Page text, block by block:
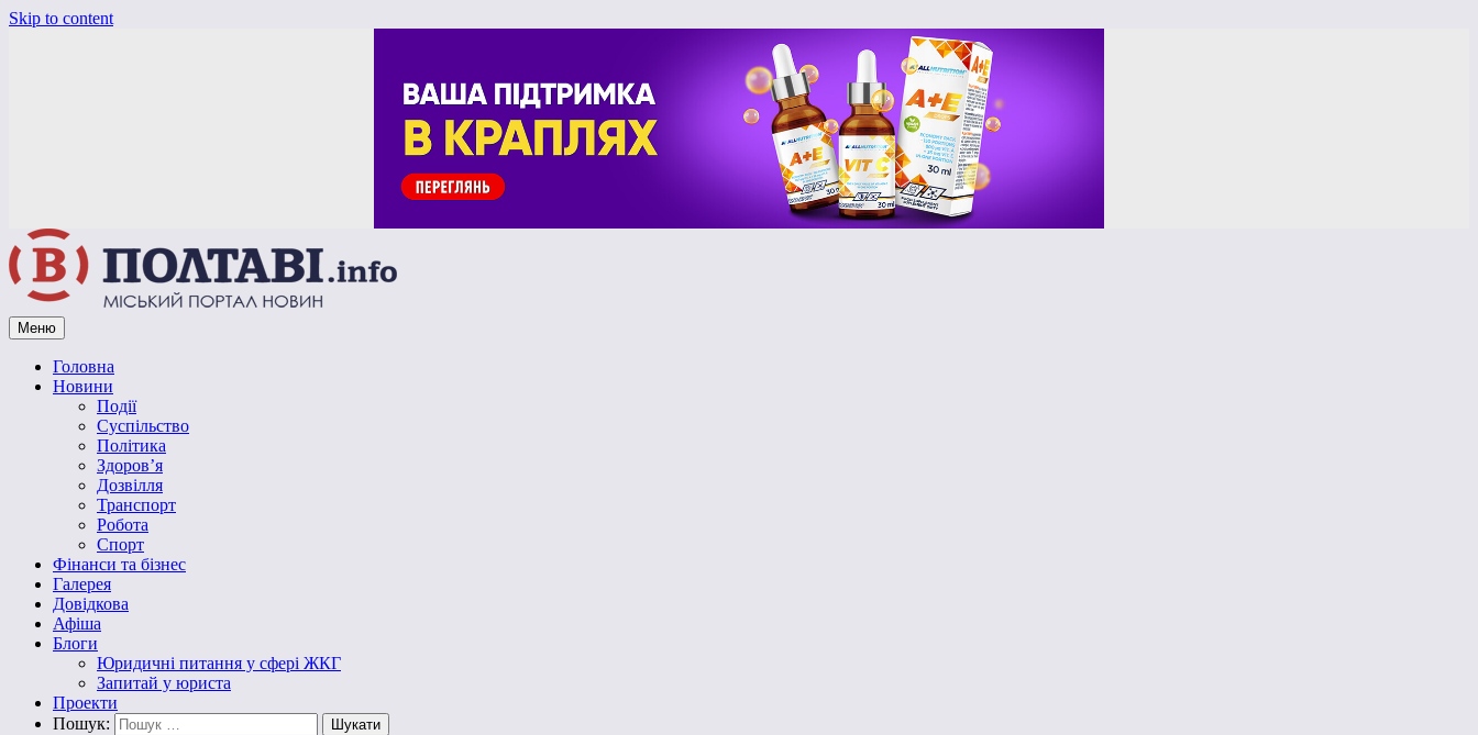
Skip to content
Vpoltave.info
Полтавський портал новин
Меню
Головна
Новини
Події
Суспільство
Політика
Здоров’я
Дозвілля
Транспорт
Робота
Спорт
Фінанси та бізнес
Галерея
Довідкова
Афіша
Блоги
Юридичні питання у сфері ЖКГ
Запитай у юриста
Проекти
Пошук: